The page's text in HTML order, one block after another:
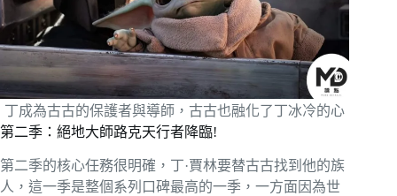
丁成為古古的保護者與導師，古古也融化了丁冰冷的心
第二季：絕地大師路克天行者降臨!
第二季的核心任務很明確，丁·賈林要替古古找到他的族
人，這一季是整個系列口碑最高的一季，一方面因為世